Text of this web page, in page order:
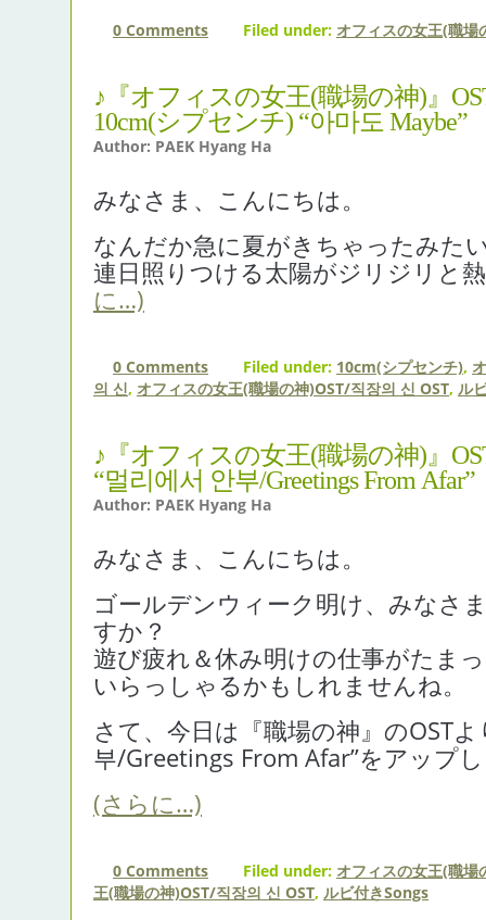
0 Comments Filed under: オフィスの女王(職場
♪『オフィスの女王(職場の神)』
10cm(シプセンチ) “아마도 Maybe”
Author: PAEK Hyang Ha
みなさま、こんにちは。
なんだか急に夏がきちゃったみた
連日照りつける太陽がジリジリと
に…)
0 Comments Filed under: 10cm(シプセンチ),
의 신, オフィスの女王(職場の神)OST/직장의 신 OST, ル
♪『オフィスの女王(職場の神)』
“멀리에서 안부/Greetings From Afar”
Author: PAEK Hyang Ha
みなさま、こんにちは。
ゴールデンウィーク明け、みなさ
すか？
遊び疲れ＆休み明けの仕事がたま
いらっしゃるかもしれませんね。
さて、今日は『職場の神』のOST
부/Greetings From Afar”をアップ
(さらに…)
0 Comments Filed under: オフィスの女王(職場
王(職場の神)OST/직장의 신 OST, ルビ付きSongs